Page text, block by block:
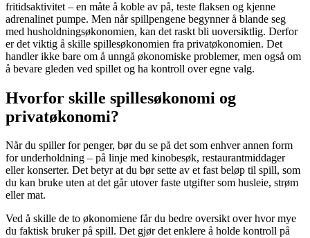
fritidsaktivitet – en måte å koble av på, teste flaksen og kjenne
adrenalinet pumpe. Men når spillpengene begynner å blande seg
med husholdningsøkonomien, kan det raskt bli uoversiktlig. Derfor
er det viktig å skille spillesøkonomien fra privatøkonomien. Det
handler ikke bare om å unngå økonomiske problemer, men også om
å bevare gleden ved spillet og ha kontroll over egne valg.
Hvorfor skille spillesøkonomi og
privatøkonomi?
Når du spiller for penger, bør du se på det som enhver annen form
for underholdning – på linje med kinobesøk, restaurantmiddager
eller konserter. Det betyr at du bør sette av et fast beløp til spill, som
du kan bruke uten at det går utover faste utgifter som husleie, strøm
eller mat.
Ved å skille de to økonomiene får du bedre oversikt over hvor mye
du faktisk bruker på spill. Det gjør det enklere å holde kontroll på